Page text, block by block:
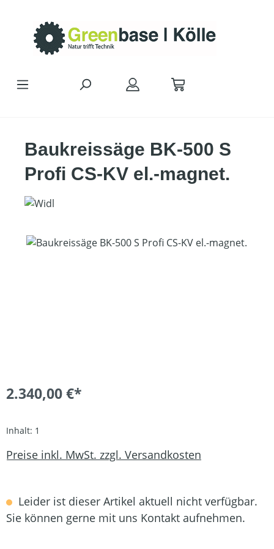
Baukreissäge BK-500 S
Profi CS-KV el.-magnet.
Bildergalerie überspringen
2.340,00 €*
Inhalt: 1
Preise inkl. MwSt. zzgl. Versandkosten
Leider ist dieser Artikel aktuell nicht verfügbar.
Sie können gerne mit uns Kontakt aufnehmen.